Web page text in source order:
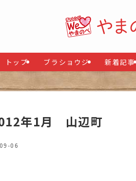
トップ ブラショウジ 新着記事
年1月 山辺町
06